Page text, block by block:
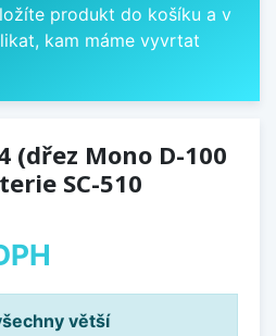
produkt do košíku a v
kam máme vyvrtat
(dřez Mono D-100
SC-510
větší